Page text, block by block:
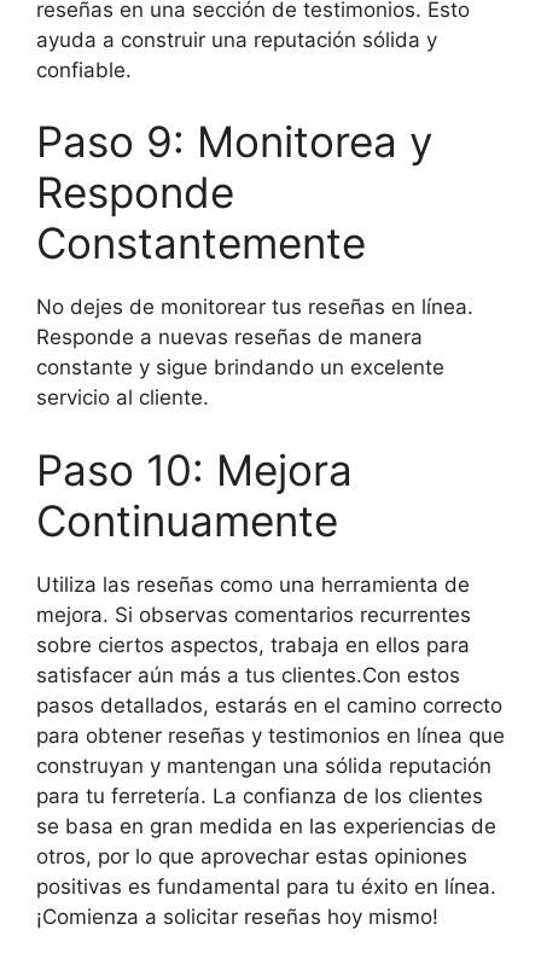
reseñas en una sección de testimonios. Esto
ayuda a construir una reputación sólida y
confiable.
Paso 9: Monitorea y
Responde
Constantemente
No dejes de monitorear tus reseñas en línea.
Responde a nuevas reseñas de manera
constante y sigue brindando un excelente
servicio al cliente.
Paso 10: Mejora
Continuamente
Utiliza las reseñas como una herramienta de
mejora. Si observas comentarios recurrentes
sobre ciertos aspectos, trabaja en ellos para
satisfacer aún más a tus clientes.Con estos
pasos detallados, estarás en el camino correcto
para obtener reseñas y testimonios en línea que
construyan y mantengan una sólida reputación
para tu ferretería. La confianza de los clientes
se basa en gran medida en las experiencias de
otros, por lo que aprovechar estas opiniones
positivas es fundamental para tu éxito en línea.
¡Comienza a solicitar reseñas hoy mismo!